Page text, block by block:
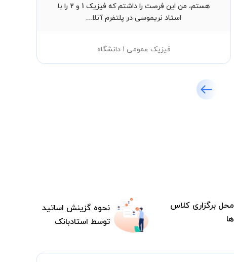
هستم، من این فرصت را داشتم که فیزیک 1 و 2 را با
استاد نریموسی در پلتفرم آنلا...
فیزیک عمومی 1 دانشگاه
محل برگزاری کلاس
ها
نحوه گزینش اساتید
توسط استادبانک